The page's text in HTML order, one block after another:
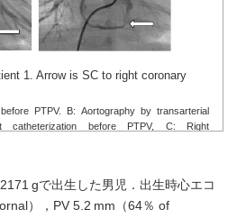
1. Arrow is SC to right coronary
PTPV. B: Aortography by transarterial
before PTPV, C: Right
gで出生した男児．出生時心エコ
），PV 5.2 mm（64％ of